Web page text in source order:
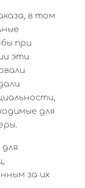
в том
при
эти
для
за их